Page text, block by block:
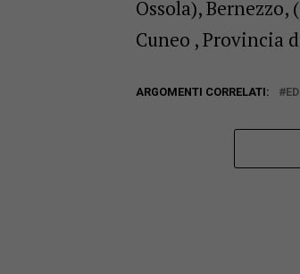
Ossola),
Cuneo , Provincia
ARGOMENTI CORRELATI: